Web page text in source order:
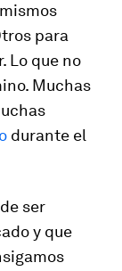
para
Lo que no
Muchas
durante el
ser
y que